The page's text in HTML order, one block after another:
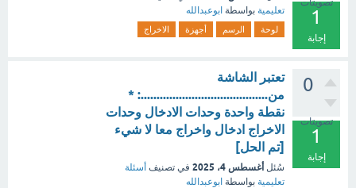
تصويتات
1
إجابة
تعليمية بواسطة ابوعبدالله
لوحة الرسم أجهزة الاخراج
0
تصويتات
1
إجابة
تعتبر الشاشة
من........................................: *
نقطة واحدة وحدات الادخال وحدات
الاخراج ادخال واخراج معا لا شيء
[تم الحل]
سُئل أغسطس 4، 2025 في تصنيف أسئلة
تعليمية بواسطة ابوعبدالله